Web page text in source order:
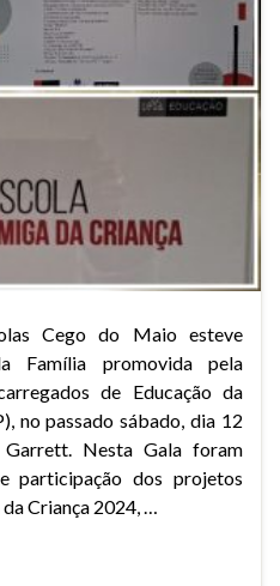
Cego do Maio esteve
Família promovida pela
de Educação da
no passado sábado, dia 12
Nesta Gala foram
participação dos projetos
Criança 2024, …